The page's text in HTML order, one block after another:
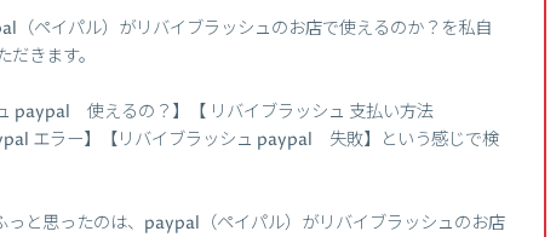
（ペイパル）がリバイブラッシュのお店で使えるのか？を私自
きます。
paypal 使えるの？】【 リバイブラッシュ 支払い方法
エラー】【リバイブラッシュ paypal 失敗】という感じで検
っと思ったのは、paypal（ペイパル）がリバイブラッシュのお店